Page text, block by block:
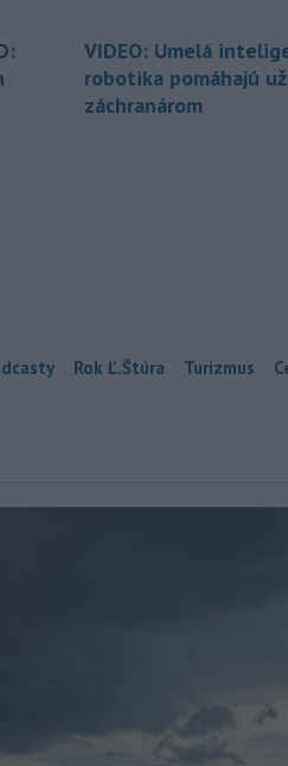
VIDEO: Umelá
robotika pomáhajú
záchranárom
Rok Ľ.Štúra Turizmus